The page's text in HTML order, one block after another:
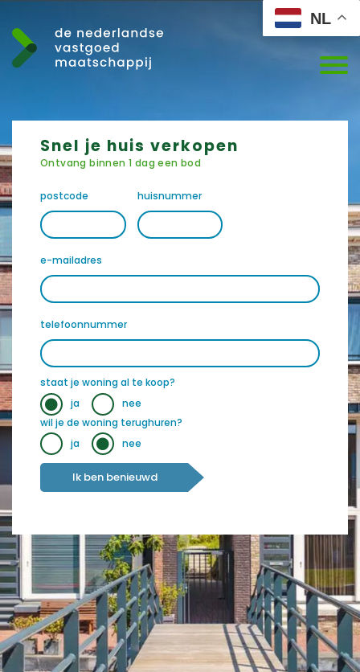
NL
Snel je huis verkopen
Ontvang binnen 1 dag een bod
postcode huisnummer
e-mailadres
telefoonnummer
staat je woning al te koop?
ja
nee
wil je de woning terughuren?
ja
nee
Ik ben benieuwd